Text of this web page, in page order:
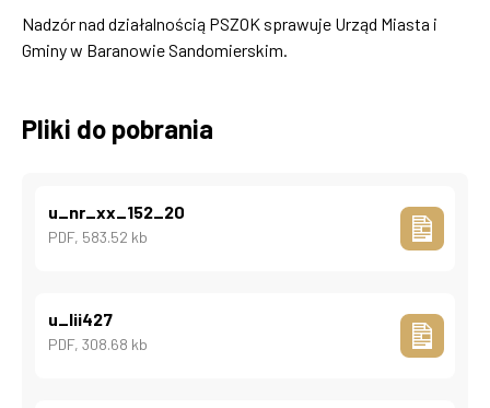
Nadzór nad działalnością PSZOK sprawuje Urząd Miasta i
Gminy w Baranowie Sandomierskim.
Pliki do pobrania
u_nr_xx_152_20
PDF, 583.52 kb
u_lii427
PDF, 308.68 kb